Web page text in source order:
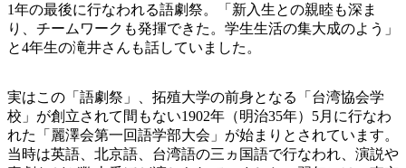
1年の最後に行なわれる語劇祭。「新入生との親睦も深ま
り、チームワークも発揮できた。学生生活の集大成のよう」
と4年生の滝井さんも話していました。
実はこの「語劇祭」、拓殖大学の前身となる「台湾協会学
校」が創立されて間もない1902年（明治35年）5月に行なわ
れた「麗澤会第一回語学部大会」が始まりとされています。
当時は英語、北京語、台湾語の三ヵ国語で行なわれ、演説や